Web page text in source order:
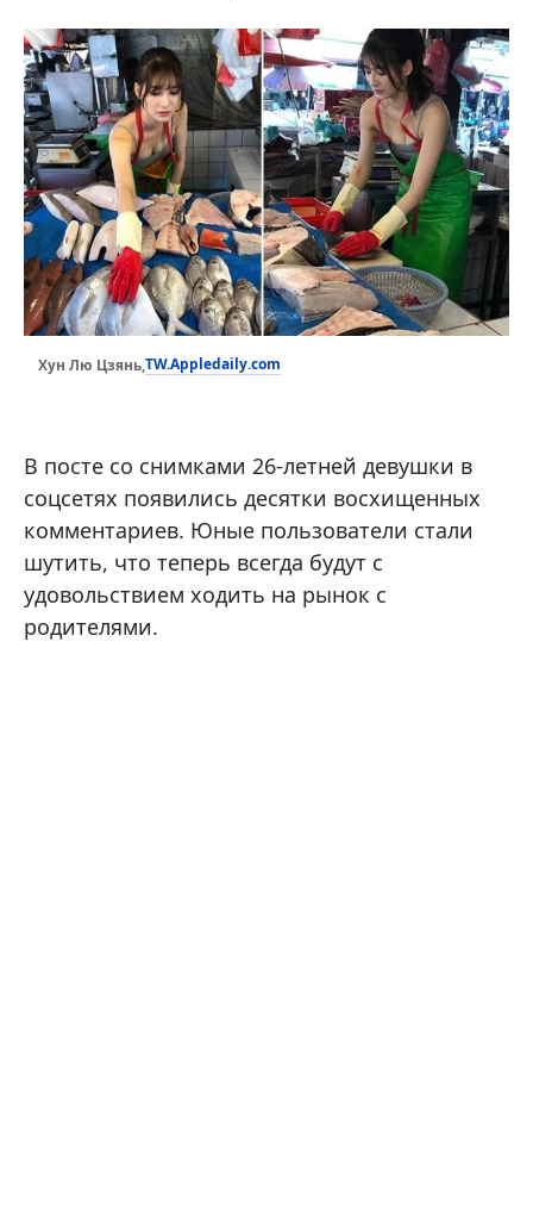
Хун Лю Цзянь,TW.Appledaily.com
В посте со снимками 26-летней девушки в
соцсетях появились десятки восхищенных
комментариев. Юные пользователи стали
шутить, что теперь всегда будут с
удовольствием ходить на рынок с
родителями.